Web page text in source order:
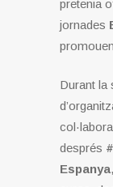
pretenia
jornades
Durant la
després
Espanya